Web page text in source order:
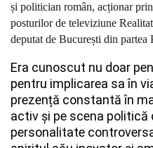
și politician român, acționar
posturilor de televiziune
deputat de București din
Era cunoscut nu doar
pentru implicarea sa în
prezență constantă în
activ și pe scena politică
personalitate